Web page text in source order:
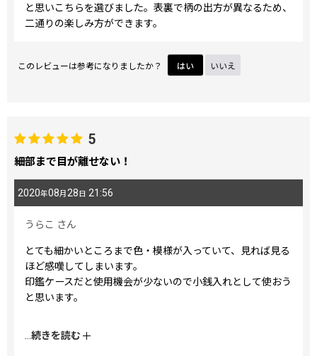
と思いこちらを選びました。表裏で柄の出方が異なるため、
二通りの楽しみ方ができます。
このレビューは参考になりましたか？ はい いいえ
5
細部まで目が離せない！
2020年08月 28日 21:56
うらこ さん
とても細かいところまで色・模様が入っていて、見れば見る
ほど感嘆してしまいます。
印鑑ケースだと使用機会が少ないので小銭入れとして使おう
と思います。
口金はピンクゴールドっぽい色合いです。
ほぼ同時期に購入したハートまちの小物入れの口金は少し青
続きを読む